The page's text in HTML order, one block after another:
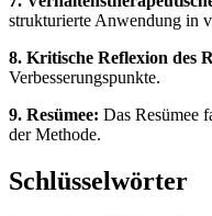
strukturierte Anwendung in
8. Kritische Reflexion des
Verbesserungspunkte.
9. Resümee: Das Resümee
der Methode.
Schlüsselwörter